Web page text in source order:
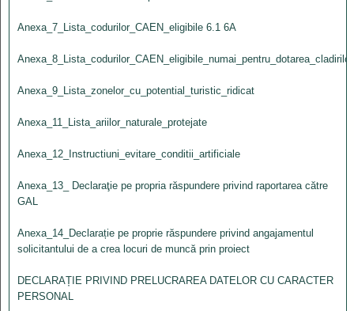
Anexa_7_Lista_codurilor_CAEN_eligibile 6.1 6A
Anexa_8_Lista_codurilor_CAEN_eligibile_numai_pentru_dotarea_cladirilor
Anexa_9_Lista_zonelor_cu_potential_turistic_ridicat
Anexa_11_Lista_ariilor_naturale_protejate
Anexa_12_Instructiuni_evitare_conditii_artificiale
Anexa_13_ Declaraţie pe propria răspundere privind raportarea către
GAL
Anexa_14_Declarație pe proprie răspundere privind angajamentul
solicitantului de a crea locuri de muncă prin proiect
DECLARAȚIE PRIVIND PRELUCRAREA DATELOR CU CARACTER
PERSONAL